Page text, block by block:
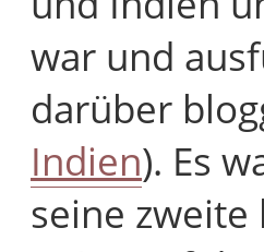
war und
darüber
Indien). Es
seine zweite